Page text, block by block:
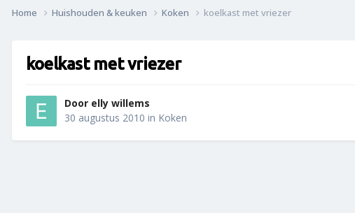
Home Huishouden & keuken Koken koelkast met vriezer
koelkast met vriezer
Door elly willems
30 augustus 2010 in Koken